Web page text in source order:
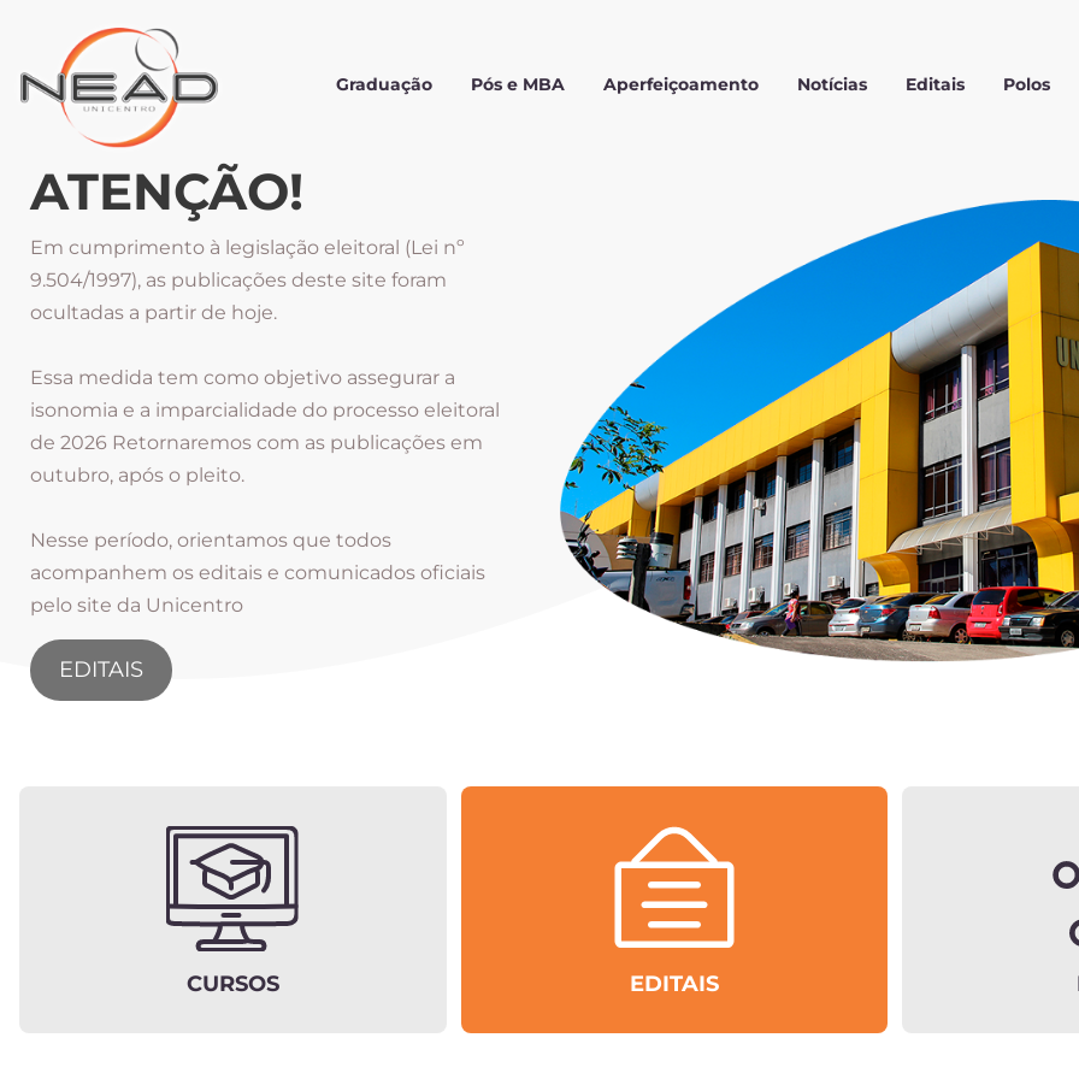
Graduação Pós e MBA Aperfeiçoamento Notícias Editais Polos
ATENÇÃO!
Em cumprimento à legislação eleitoral (Lei nº
9.504/1997), as publicações deste site foram
ocultadas a partir de hoje.
Essa medida tem como objetivo assegurar a
isonomia e a imparcialidade do processo eleitoral
de 2026 Retornaremos com as publicações em
outubro, após o pleito.
Nesse período, orientamos que todos
acompanhem os editais e comunicados oficiais
pelo site da Unicentro
EDITAIS
CURSOS EDITAIS